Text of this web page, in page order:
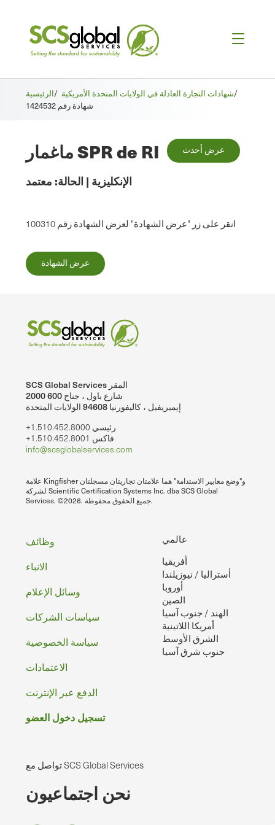
الرئيسية/ شهادات التجارة العادلة في الولايات المتحدة الأمريكية/
شهادة رقم 1424532
ماغمار SPR de RI عرض أحدث
الحالة:معتمد | الإنكليزية
انقر على زر "عرض الشهادة" لعرض الشهادة رقم 100310
عرض الشهادة
SCS Global Services المقر
2000 شارع باول ، جناح 600
إيميريفيل ، كاليفورنيا 94608 الولايات المتحدة
+1.510.452.8000 رئيسي
+1.510.452.8001 فاكس
info@scsglobalservices.com
علامة Kingfisher و"وضع معايير الاستدامة" هما علامتان تجاريتان مسجلتان
لشركة Scientific Certification Systems Inc. dba SCS Global
Services. ©2026. جميع الحقوق محفوظة.
عالمي
أفريقيا
أستراليا / نيوزيلندا
أوروبا
الصين
الهند / جنوب آسيا
أمريكا اللاتينية
الشرق الأوسط
جنوب شرق آسيا
تذييل
الصفحه
وظائف
الانباء
وسائل الإعلام
سياسات الشركات
سياسة الخصوصية
الاعتمادات
الدفع عبر الإنترنت
تسجيل دخول العضو
تواصل مع SCS Global Services
نحن اجتماعيون